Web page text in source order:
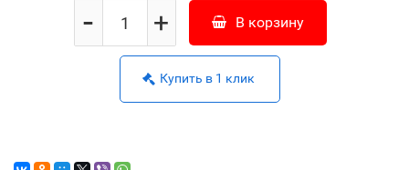
+
- В корзину
Купить в 1 клик